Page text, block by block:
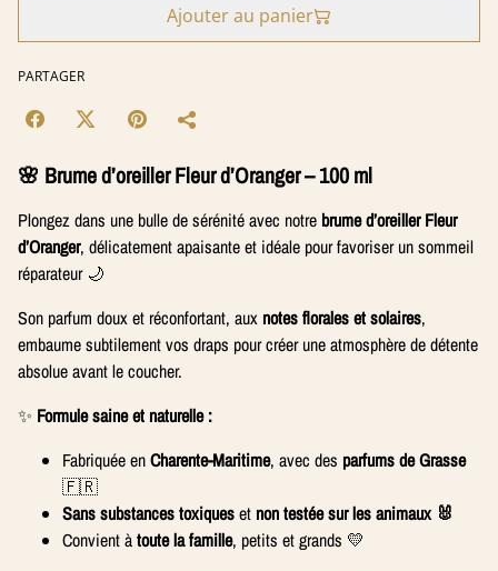
Ajouter au panier
PARTAGER
🌸 Brume d’oreiller Fleur d’Oranger – 100 ml
Plongez dans une bulle de sérénité avec notre brume d’oreiller Fleur
d’Oranger, délicatement apaisante et idéale pour favoriser un sommeil
réparateur 🌙
Son parfum doux et réconfortant, aux notes florales et solaires,
embaume subtilement vos draps pour créer une atmosphère de détente
absolue avant le coucher.
✨ Formule saine et naturelle :
Fabriquée enCharente-Maritime, avec des parfums de Grasse
🇫🇷
Sans substances toxiqueset non testée sur les animaux 🐰
Convient àtoute la famille, petits et grands 💛